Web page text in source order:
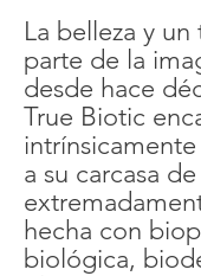
La belleza y
parte de la
desde hace
True Biotic
a su carcasa
hecha con
biológica,